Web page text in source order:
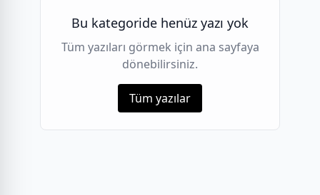
Bu kategoride henüz yazı yok
Tüm yazıları görmek için ana sayfaya
dönebilirsiniz.
Tüm yazılar